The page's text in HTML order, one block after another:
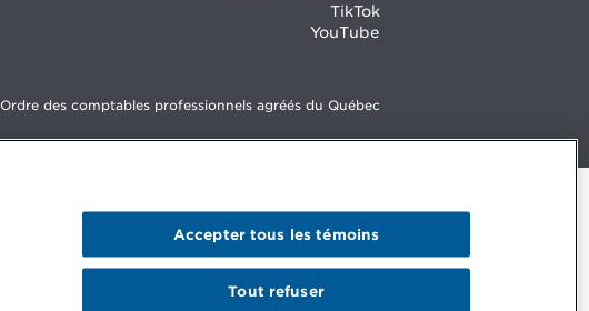
TikTok
YouTube
Ordre des comptables professionnels agréés du Québec
Tout refuser
Accepter tous les témoins